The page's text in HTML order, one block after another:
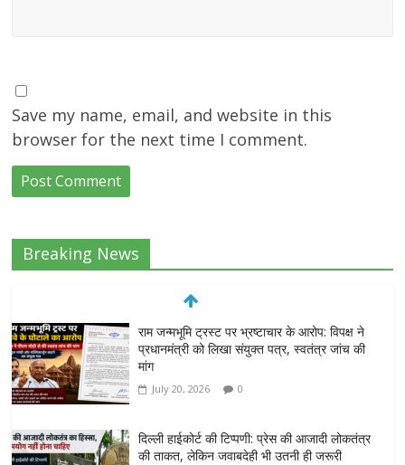
Save my name, email, and website in this
browser for the next time I comment.
Breaking News
राम जन्मभूमि ट्रस्ट पर भ्रष्टाचार के आरोप: विपक्ष ने
प्रधानमंत्री को लिखा संयुक्त पत्र, स्वतंत्र जांच की
मांग
July 20, 2026 0
दिल्ली हाईकोर्ट की टिप्पणी: प्रेस की आजादी लोकतंत्र
की ताकत, लेकिन जवाबदेही भी उतनी ही जरूरी